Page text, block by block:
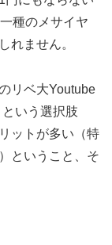
種のメサイヤ
れません。
リベ大Youtube
いう選択肢
ットが多い（特
ということ、そ